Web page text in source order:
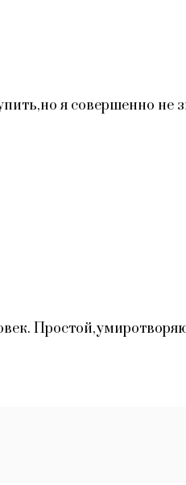
я совершенно не